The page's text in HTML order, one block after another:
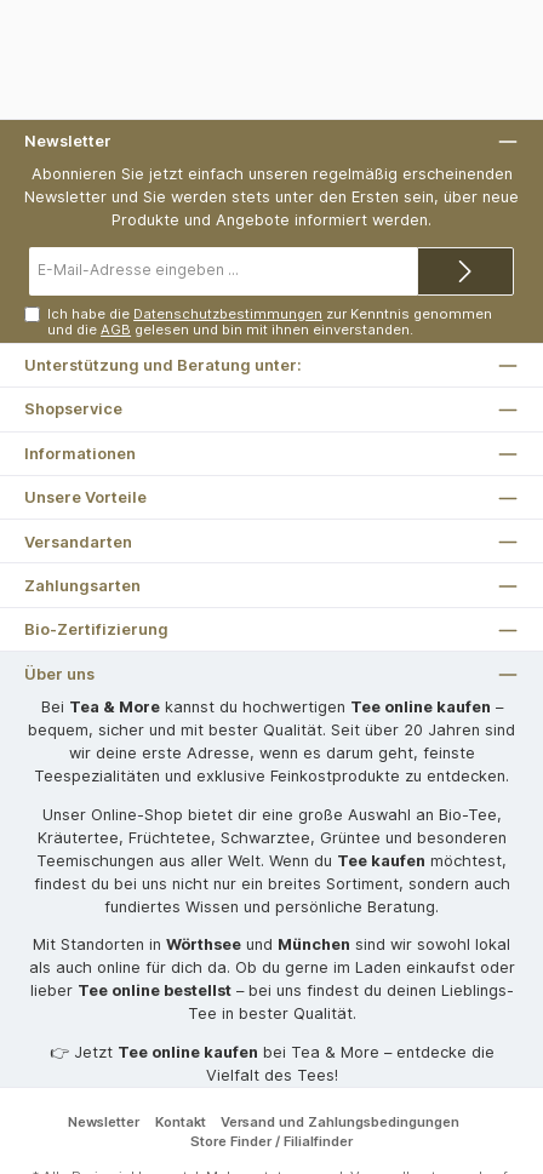
Newsletter
Abonnieren Sie jetzt einfach unseren regelmäßig erscheinenden
Newsletter und Sie werden stets unter den Ersten sein, über neue
Produkte und Angebote informiert werden.
Mail-
Ich habe die Datenschutzbestimmungen zur Kenntnis genommen
und dieAGB gelesen und bin mit ihnen einverstanden.
Unterstützung und Beratung unter:
Shopservice
Informationen
Unsere Vorteile
Versandarten
Zahlungsarten
Bio-Zertifizierung
Über uns
Bei Tea & Morekannst du hochwertigen Tee online kaufen –
bequem, sicher und mit bester Qualität. Seit über 20 Jahren sind
wir deine erste Adresse, wenn es darum geht, feinste
Teespezialitäten und exklusive Feinkostprodukte zu entdecken.
Unser Online-Shop bietet dir eine große Auswahl an Bio-Tee,
Kräutertee, Früchtetee, Schwarztee, Grüntee und besonderen
Teemischungen aus aller Welt. Wenn du Tee kaufen möchtest,
findest du bei uns nicht nur ein breites Sortiment, sondern auch
fundiertes Wissen und persönliche Beratung.
Mit Standorten in Wörthsee und München sind wir sowohl lokal
als auch online für dich da. Ob du gerne im Laden einkaufst oder
lieber Tee online bestellst– bei uns findest du deinen Lieblings-
Tee in bester Qualität.
👉 Jetzt Tee online kaufen bei Tea & More – entdecke die
Vielfalt des Tees!
Newsletter Kontakt
Versand und Zahlungsbedingungen
Store Finder / Filialfinder